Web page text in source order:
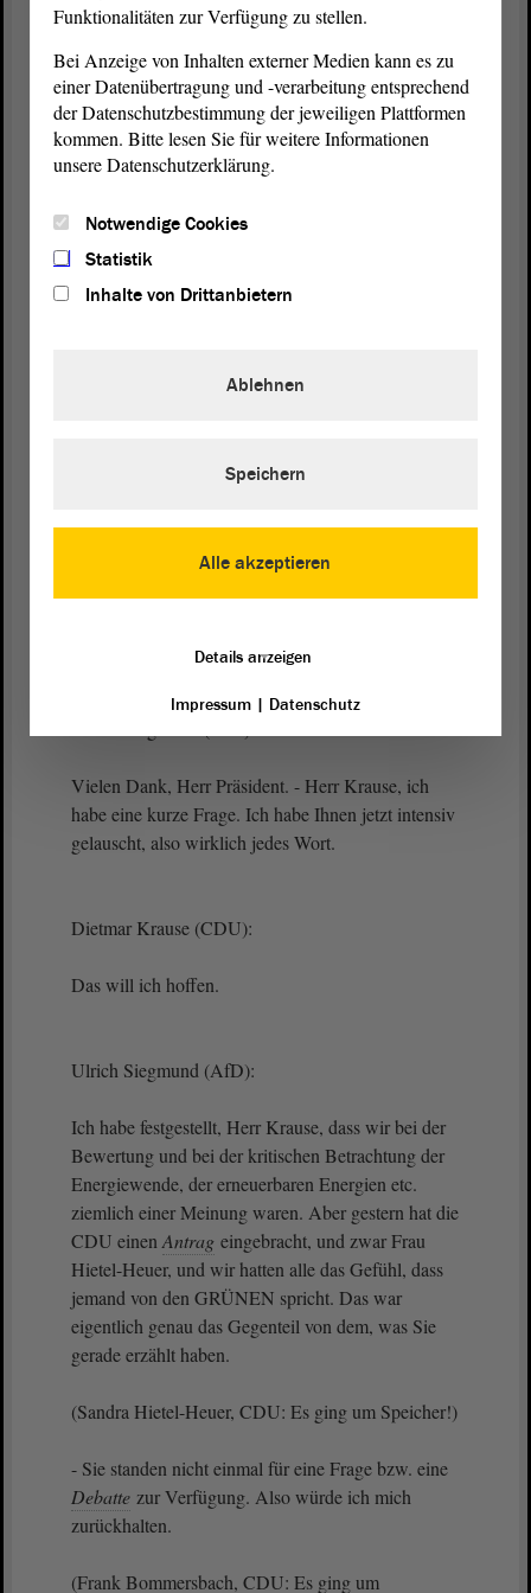
Schiefergasproduktion.
Präsident Dr. Gunnar Schellenberger:
Ihre Ressource Zeit, die ist weg.
(Lachen bei der CDU)
Herr Krause, es gibt eine Frage von Herrn
Siegmund. Würden Sie sie beantworten?
Dietmar Krause (CDU):
Vielen Dank, Herr Präsident. - Herr Krause, ich
habe eine kurze Frage. Ich habe Ihnen jetzt intensiv
gelauscht, also wirklich jedes Wort.
Dietmar Krause (CDU):
Das will ich hoffen.
Ulrich Siegmund (AfD):
Ich habe festgestellt, Herr Krause, dass wir bei der
Bewertung und bei der kritischen Betrachtung der
Energiewende, der erneuerbaren Energien etc.
ziemlich einer Meinung waren. Aber gestern hat die
CDU einen Antrag eingebracht, und zwar Frau
Hietel-Heuer, und wir hatten alle das Gefühl, dass
jemand von den GRÜNEN spricht. Das war
eigentlich genau das Gegenteil von dem, was Sie
gerade erzählt haben.
(Sandra Hietel-Heuer, CDU: Es ging um Speicher!)
- Sie standen nicht einmal für eine Frage bzw. eine
Debatte zur Verfügung. Also würde ich mich
zurückhalten.
(Frank Bommersbach, CDU: Es ging um
Funktionalitäten zur Verfügung zu stellen.
Bei Anzeige von Inhalten externer Medien kann es zu
einer Datenübertragung und -verarbeitung entsprechend
der Datenschutzbestimmung der jeweiligen Plattformen
kommen. Bitte lesen Sie für weitere Informationen
unsere Datenschutzerklärung.
Notwendige Cookies
Statistik
Inhalte von Drittanbietern
Alle akzeptieren
Ablehnen
Speichern
Details anzeigen
Impressum| Datenschutz